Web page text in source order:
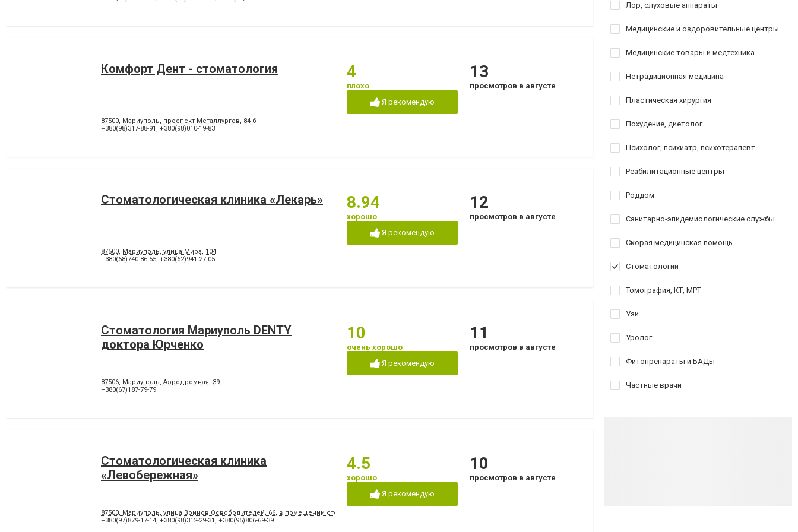
Комфорт Дент - стоматология
87500, Мариуполь, проспект Металлургов, 84-б
+380(98)317-88-91 , +380(98)010-19-83
4
плохо
Я рекомендую
13
просмотров в августе
Стоматологическая клиника «Лекарь»
87500, Мариуполь, улица Мира, 104
+380(68)740-86-55, +380(62)941-27-05
8.94
хорошо
Я рекомендую
12
просмотров в августе
Стоматология Мариуполь DENTY
доктора Юрченко
87506, Мариуполь, Аэродромная, 39
+380(67)187-79-79
10
очень хорошо
Я рекомендую
11
просмотров в августе
Стоматологическая клиника
«Левобережная»
87500, Мариуполь, улица Воинов Освободителей, 66, в помещении стоматологической поликлиники № 3
+380(97)879-17-14, +380(98)312-29-31 , +380(95)806-69-39
4.5
хорошо
Я рекомендую
10
просмотров в августе
Лор, слуховые аппараты
Медицинские и оздоровительные центры
Медицинские товары и медтехника
Нетрадиционная медицина
Пластическая хирургия
Похудение, диетолог
Психолог, психиатр, психотерапевт
Реабилитационные центры
Роддом
Санитарно-эпидемиологические службы
Скорая медицинская помощь
Стоматологии
Томография, КТ, МРТ
Узи
Уролог
Фитопрепараты и БАДы
Частные врачи